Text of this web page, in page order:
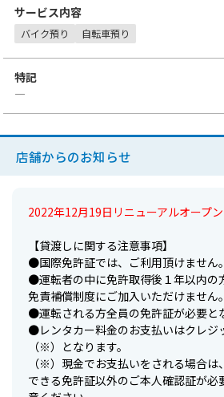
サービス内容
バイク預り 自転車預り
特記
―
店舗からのお知らせ
2022年12月19日リニューアルオープン
【貸渡しに関する注意事項】
●国際免許証では、ご利用頂けません。
●運転者の中に免許取得後１年以内の
免責補償制度にご加入いただけません。
●運転される方全員の免許証が必要と
●レンタカー料金のお支払いはクレジ
（※）となります。
（※）現金でお支払いをされる場合
できる免許証以外のご本人確認証が必